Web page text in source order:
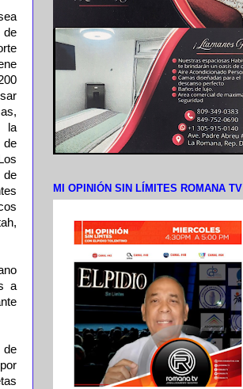
la
de
de
a
de
MI OPINIÓN SIN LÍMITES ROMANA TV